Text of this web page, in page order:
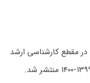
مقطع کارشناسی ارشد